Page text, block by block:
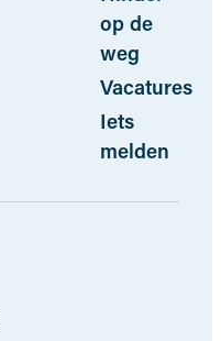
op de
weg
Vacatures
Iets
melden